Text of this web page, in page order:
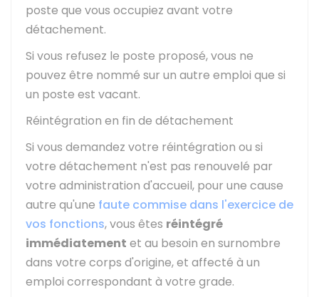
poste que vous occupiez avant votre
détachement.
Si vous refusez le poste proposé, vous ne
pouvez être nommé sur un autre emploi que si
un poste est vacant.
Réintégration en fin de détachement
Si vous demandez votre réintégration ou si
votre détachement n'est pas renouvelé par
votre administration d'accueil, pour une cause
autre qu'une faute commise dans l'exercice de
vos fonctions, vous êtes réintégré
immédiatement et au besoin en surnombre
dans votre corps d'origine, et affecté à un
emploi correspondant à votre grade.